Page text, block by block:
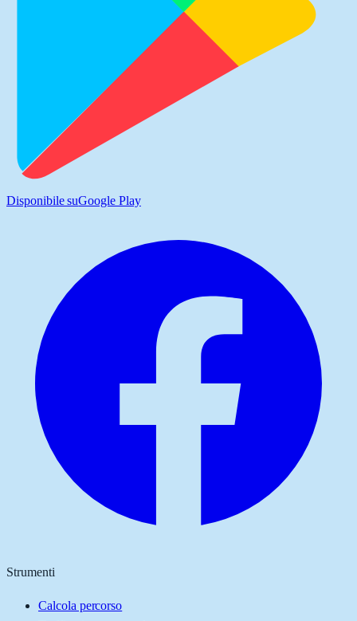
Disponibile suGoogle Play
Strumenti
Calcola percorso